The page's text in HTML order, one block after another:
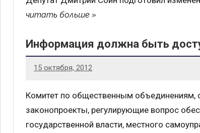
читать больше
Информация должна быть
15 октября, 2012
Комитет по общественным объединениям,
законопроекты, регулирующие вопрос
государственной власти, местного